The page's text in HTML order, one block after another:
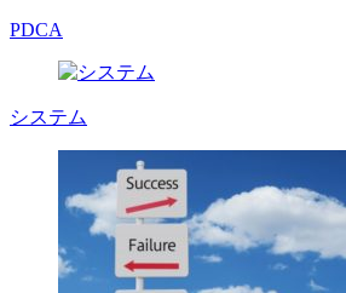
PDCA
システム